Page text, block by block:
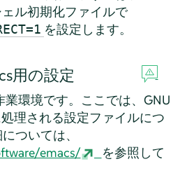
ル初期化ファイルで
を設定します。
用の設定
業環境です。ここでは、GNU
理される設定ファイルにつ
ついては、
emacs/
を参照して